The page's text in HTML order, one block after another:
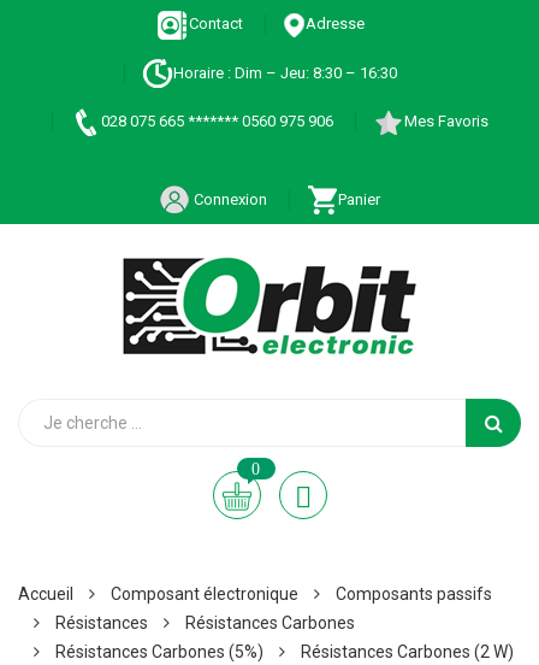
Contact Adresse
Horaire : Dim – Jeu: 8:30 – 16:30
028 075 665 ******* 0560 975 906 Mes Favoris
Connexion Panier
0
Accueil Composant électronique
Composants passifs
Résistances
Résistances Carbones
Résistances Carbones (5%)
Résistances Carbones (2 W)